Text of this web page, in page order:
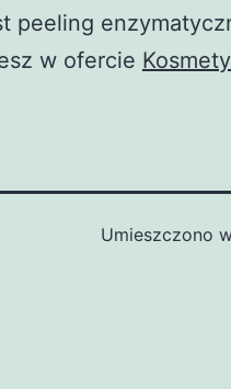
peeling
w ofercie
Umieszczono